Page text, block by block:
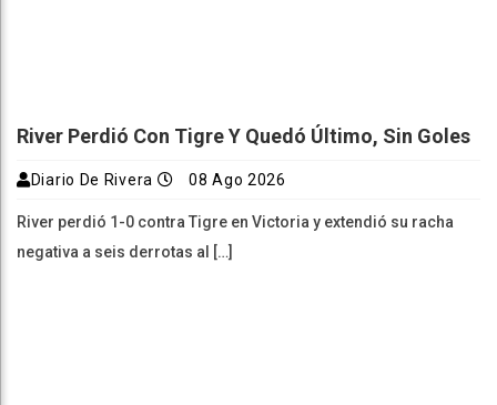
River Perdió Con Tigre Y Quedó Último, Sin Goles
Diario De Rivera 08 Ago 2026
River perdió 1-0 contra Tigre en Victoria y extendió su racha
negativa a seis derrotas al […]